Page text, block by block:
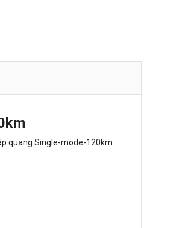
quang Single-mode-120km.